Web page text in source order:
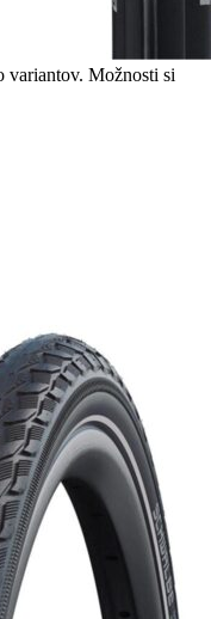
variantov. Možnosti si